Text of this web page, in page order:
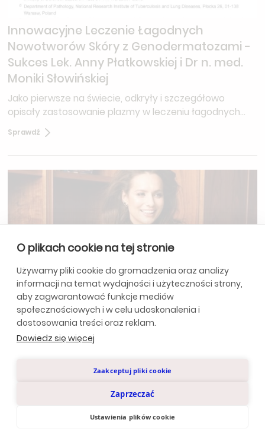
O plikach cookie na tej stronie
Używamy pliki cookie do gromadzenia oraz analizy
informacji na temat wydajności i użyteczności strony,
aby zagwarantować funkcje mediów
społecznościowych i w celu udoskonalenia i
dostosowania treści oraz reklam.
Dowiedz się więcej
Zaakceptuj pliki cookie
Zaprzeczać
Ustawienia plików cookie
Innowacyjne Leczenie Łagodnych
Nowotworów Skóry z Genodermatozami -
Sukces Lek. Anny Płatkowskiej i Dr n. med.
Moniki Słowińskiej
Jako pierwsze na świecie, odkryły i szczegółowo
opisały zastosowanie plazmy w leczeniu łagodnych
nowotworów skóry, które współwystępują z
genodermatozami.
Sprawdź
Dr Anna Płatkowska rozpoczęła
współpracę z APTOS Global !
Dr Anna Płatkowska została doceniona za swoje
Aptos Global jako członek Scientific and Clinical